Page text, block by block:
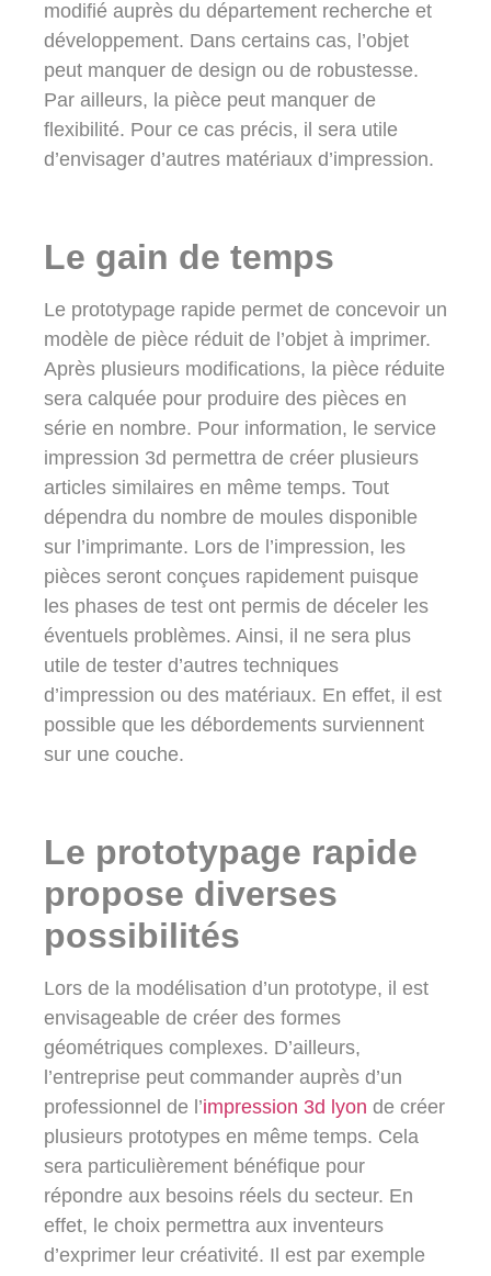
modifié auprès du département recherche et
développement. Dans certains cas, l’objet
peut manquer de design ou de robustesse.
Par ailleurs, la pièce peut manquer de
flexibilité. Pour ce cas précis, il sera utile
d’envisager d’autres matériaux d’impression.
Le gain de temps
Le prototypage rapide permet de concevoir un
modèle de pièce réduit de l’objet à imprimer.
Après plusieurs modifications, la pièce réduite
sera calquée pour produire des pièces en
série en nombre. Pour information, le service
impression 3d permettra de créer plusieurs
articles similaires en même temps. Tout
dépendra du nombre de moules disponible
sur l’imprimante. Lors de l’impression, les
pièces seront conçues rapidement puisque
les phases de test ont permis de déceler les
éventuels problèmes. Ainsi, il ne sera plus
utile de tester d’autres techniques
d’impression ou des matériaux. En effet, il est
possible que les débordements surviennent
sur une couche.
Le prototypage rapide
propose diverses
possibilités
Lors de la modélisation d’un prototype, il est
envisageable de créer des formes
géométriques complexes. D’ailleurs,
l’entreprise peut commander auprès d’un
professionnel de l’impression 3d lyon de créer
plusieurs prototypes en même temps. Cela
sera particulièrement bénéfique pour
répondre aux besoins réels du secteur. En
effet, le choix permettra aux inventeurs
d’exprimer leur créativité. Il est par exemple